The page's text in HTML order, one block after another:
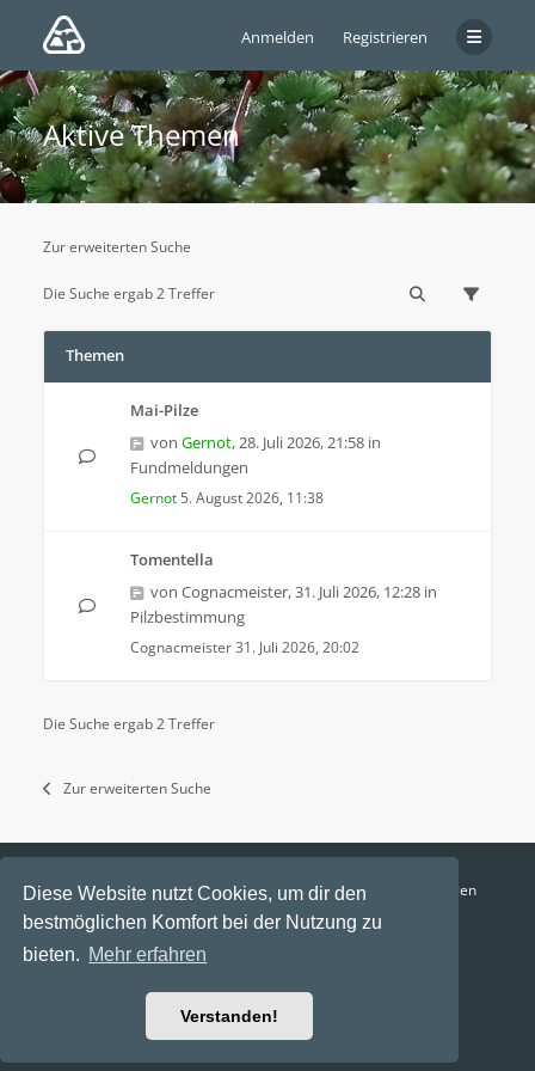
Diese Website nutzt Cookies, um dir den
bestmöglichen Komfort bei der Nutzung zu
bieten. Mehr erfahren
Verstanden!
Anmelden Registrieren
Aktive Themen
Zur erweiterten Suche
Die Suche ergab 2 Treffer
Themen
Mai-Pilze
von Gernot,28. Juli 2026, 21:58 in
Fundmeldungen
Gernot 5. August 2026, 11:38
Tomentella
von Cognacmeister,31. Juli 2026, 12:28 in
Pilzbestimmung
Cognacmeister31. Juli 2026, 20:02
Die Suche ergab 2 Treffer
Zur erweiterten Suche
Funga Austria FAQ Datenschutz
Nutzungsbedingungen
Alle Zeiten sind UTC+02:00
Aktuelle Zeit: 7. August 2026, 14:28
Powered byphpBB® Forum Software © phpBB Limited
Ravaio Theme by